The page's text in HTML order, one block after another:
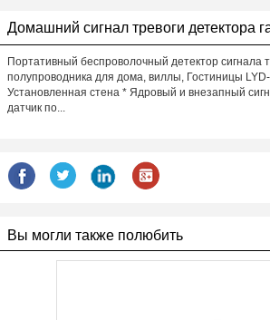
Домашний сигнал тревоги детектора
Портативный беспроволочный детектор сигнала
полупроводника для дома, виллы, Гостиницы
Установленная стена * Ядровый и внезапный
датчик по...
Вы могли также полюбить